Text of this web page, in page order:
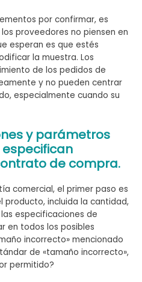
por confirmar, es
proveedores no piensen en
esperan es que estés
la muestra. Los
de los pedidos de
y no pueden centrar
especialmente cuando su
y parámetros
de compra.
comercial, el primer paso es
incluida la cantidad,
especificaciones de
en todos los posibles
incorrecto» mencionado
de «tamaño incorrecto»,
permitido?